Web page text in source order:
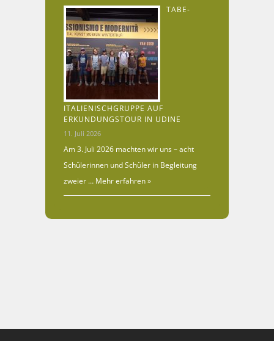
TABE-
ITALIENISCHGRUPPE AUF
ERKUNDUNGSTOUR IN UDINE
11. Juli 2026
Am 3. Juli 2026 machten wir uns – acht
Schülerinnen und Schüler in Begleitung
zweier … Mehr erfahren »